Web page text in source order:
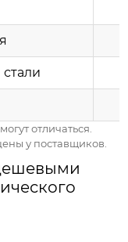
отличаться.
у поставщиков.